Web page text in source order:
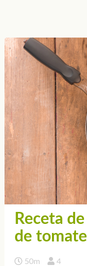
Receta
de tomate
50m 4